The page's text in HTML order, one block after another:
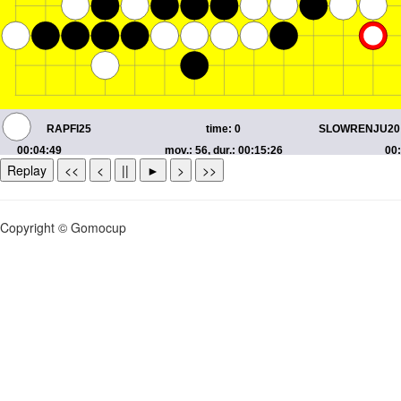
Replay << < || ► > >>
Copyright © Gomocup